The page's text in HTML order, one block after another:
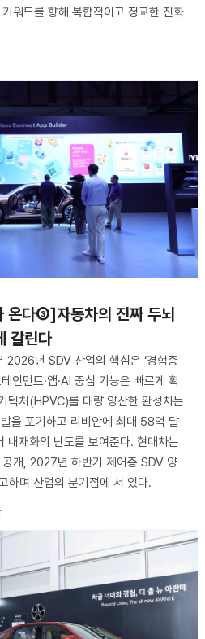
워드를 향해 복합적이고 정교한 진화
온다③]자동차의 진짜 두뇌
갈린다
2026년 SDV 산업의 핵심은 ‘경험층
인먼트·앱·AI 중심 기능은 빠르게 확
텍처(HPVC)를 대량 양산한 완성차는
을 포기하고 리비안에 최대 58억 달
내재화의 난도를 보여준다. 현대차는
개, 2027년 하반기 제어층 SDV 양
하며 산업의 분기점에 서 있다.